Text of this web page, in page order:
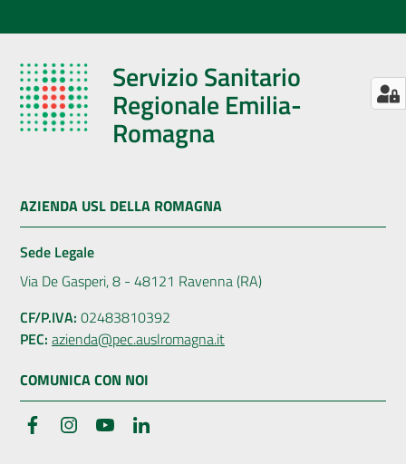
Servizio Sanitario
Regionale Emilia-
Romagna
AZIENDA USL DELLA ROMAGNA
Sede Legale
Via De Gasperi, 8 - 48121 Ravenna (RA)
CF/P.IVA: 02483810392
PEC: azienda@pec.auslromagna.it
COMUNICA CON NOI
FacebookInstagramYouTube